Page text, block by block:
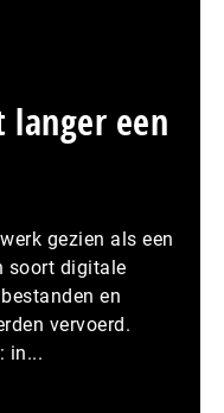
een
gezien als een
soort digitale
en
vervoerd.
in...